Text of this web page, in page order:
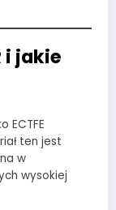
i jakie
ECTFE
ten jest
w
wysokiej